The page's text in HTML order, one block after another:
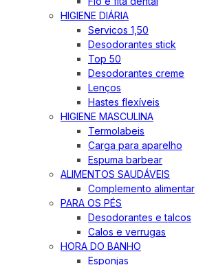
HIGIENE DIÁRIA
Servicos 1,50
Desodorantes stick
Top 50
Desodorantes creme
Lenços
Hastes flexíveis
HIGIENE MASCULINA
Termolabeis
Carga para aparelho
Espuma barbear
ALIMENTOS SAUDÁVEIS
Complemento alimentar
PARA OS PÉS
Desodorantes e talcos
Calos e verrugas
HORA DO BANHO
Esponjas